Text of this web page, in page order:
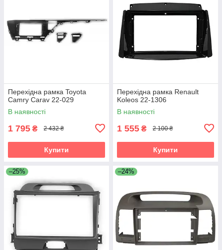
Перехідна рамка Toyota
Camry Carav 22-029
В наявності
1 795 ₴ 2 432 ₴
Купити
Перехідна рамка Renault
Koleos 22-1306
В наявності
1 555 ₴ 2 100 ₴
Купити
–25% –24%